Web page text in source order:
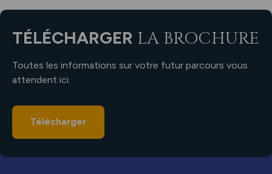
TÉLÉCHARGER LA BROCHURE
Toutes les informations sur votre futur parcours vous
attendent ici.
Télécharger